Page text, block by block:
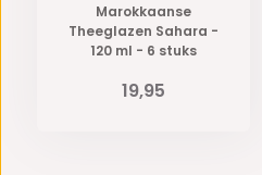
Marokkaanse
Theeglazen Sahara -
120 ml - 6 stuks
19,95